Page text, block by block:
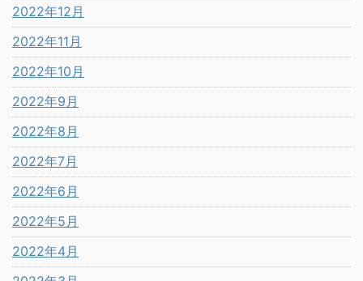
2022年12月
2022年11月
2022年10月
2022年9月
2022年8月
2022年7月
2022年6月
2022年5月
2022年4月